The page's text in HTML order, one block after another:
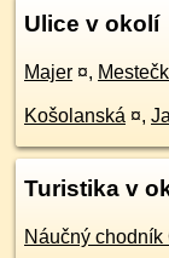
Ulice v okolí
Majer ¤,
Košolanská ¤,
Turistika v
Náučný